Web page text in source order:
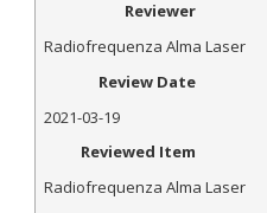
Reviewer
Radiofrequenza Alma Laser
Review Date
2021-03-19
Reviewed Item
Radiofrequenza Alma Laser